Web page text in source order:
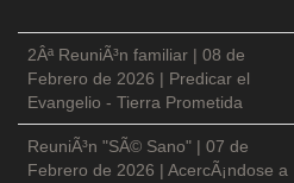
2Âª ReuniÃ³n familiar | 08 de
Febrero de 2026 | Predicar el
Evangelio - Tierra Prometida
ReuniÃ³n "SÃ© Sano" | 07 de
Febrero de 2026 | AcercÃ¡ndose a